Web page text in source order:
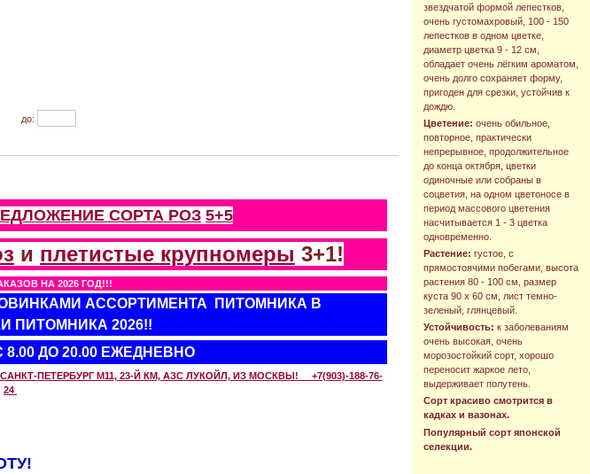
звездчатой формой лепестков,
очень густомахровый, 100 - 150
лепестков в одном цветке,
диаметр цветка 9 - 12 см,
обладает очень лёгким ароматом,
очень долго сохраняет форму,
пригоден для срезки, устойчив к
дождю.
Цветение: очень обильное,
повторное, практически
непрерывное, продолжительное
до конца октября, цветки
одиночные или собраны в
соцветия, на одном цветоносе в
период массового цветения
насчитывается 1 - 3 цветка
одновременно.
Растение: густое, с
прямостоячими побегами, высота
растения 80 - 100 см, размер
куста 90 х 60 см, лист темно-
зеленый, глянцевый.
Устойчивость: к заболеваниям
очень высокая, очень
морозостойкий сорт, хорошо
переносит жаркое лето,
выдерживает полутень.
Сорт красиво смотрится в
кадках и вазонах.
Популярный сорт японской
селекции.
до:
СОРТА РОЗ 5+5
и плетистые крупномеры 3+1!
НА 2026 ГОД!!!
АССОРТИМЕНТА ПИТОМНИКА В
ПИТОМНИКА 2026!!
ДО 20.00 ЕЖЕДНЕВНО
ПЕТЕРБУРГ М11, 23-Й КМ, АЗС ЛУКОЙЛ, ИЗ МОСКВЫ! +7(903)-188-76-
24